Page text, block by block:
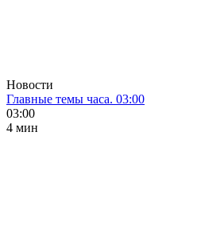
Новости
Главные темы часа. 03:00
03:00
4 мин